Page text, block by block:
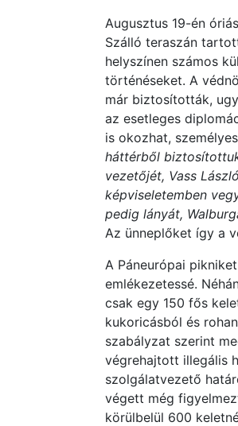
Augusztus 19-én
Szálló teraszán
helyszínen számos
történéseket. A
már biztosították,
az esetleges
is okozhat,
háttérből
vezetőjét, Vass
képviseletemben
pedig lányát,
Az ünneplőket így a
A Páneurópai
emlékezetessé.
csak egy 150 fős
kukoricásból és
szabályzat szerint
végrehajtott illegális
szolgálatvezető
végett még
körülbelül 600